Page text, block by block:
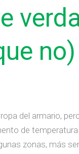
no)
del armario,
de
zonas, más